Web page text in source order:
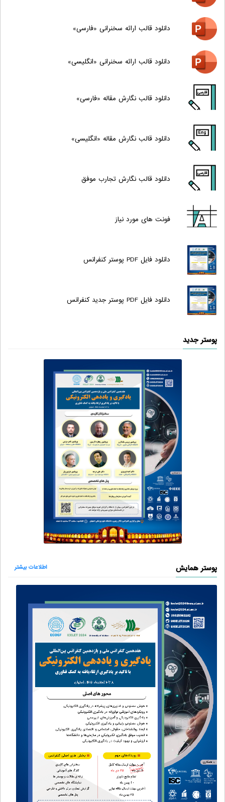
دانلود قالب ارائه سخنرانی «فارسی»
دانلود قالب ارائه سخنرانی «انگلیسی»
دانلود قالب نگارش مقاله «فارسی»
دانلود قالب نگارش مقاله «انگلیسی»
دانلود قالب نگارش تجارب موفق
فونت های مورد نیاز
دانلود فایل PDF پوستر کنفرانس
دانلود فایل PDF پوستر جدید کنفرانس
پوستر جدید
پوستر همایش اطلاعات بیشتر